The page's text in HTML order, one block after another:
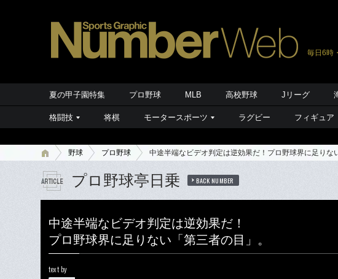
毎日6時
夏の甲子園特集 プロ野球 MLB 高校野球 Jリーグ
格闘技 将棋 モータースポーツ ラグビー フィギュア
野球 プロ野球 中途半端なビデオ判定は逆効果だ！プロ野球界に足りな
プロ野球亭日乗 BACK NUMBER
中途半端なビデオ判定は逆効果だ！
プロ野球界に足りない「第三者の目」。
text by